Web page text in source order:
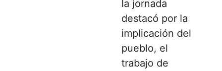
la jornada
destacó por la
implicación del
pueblo, el
trabajo de